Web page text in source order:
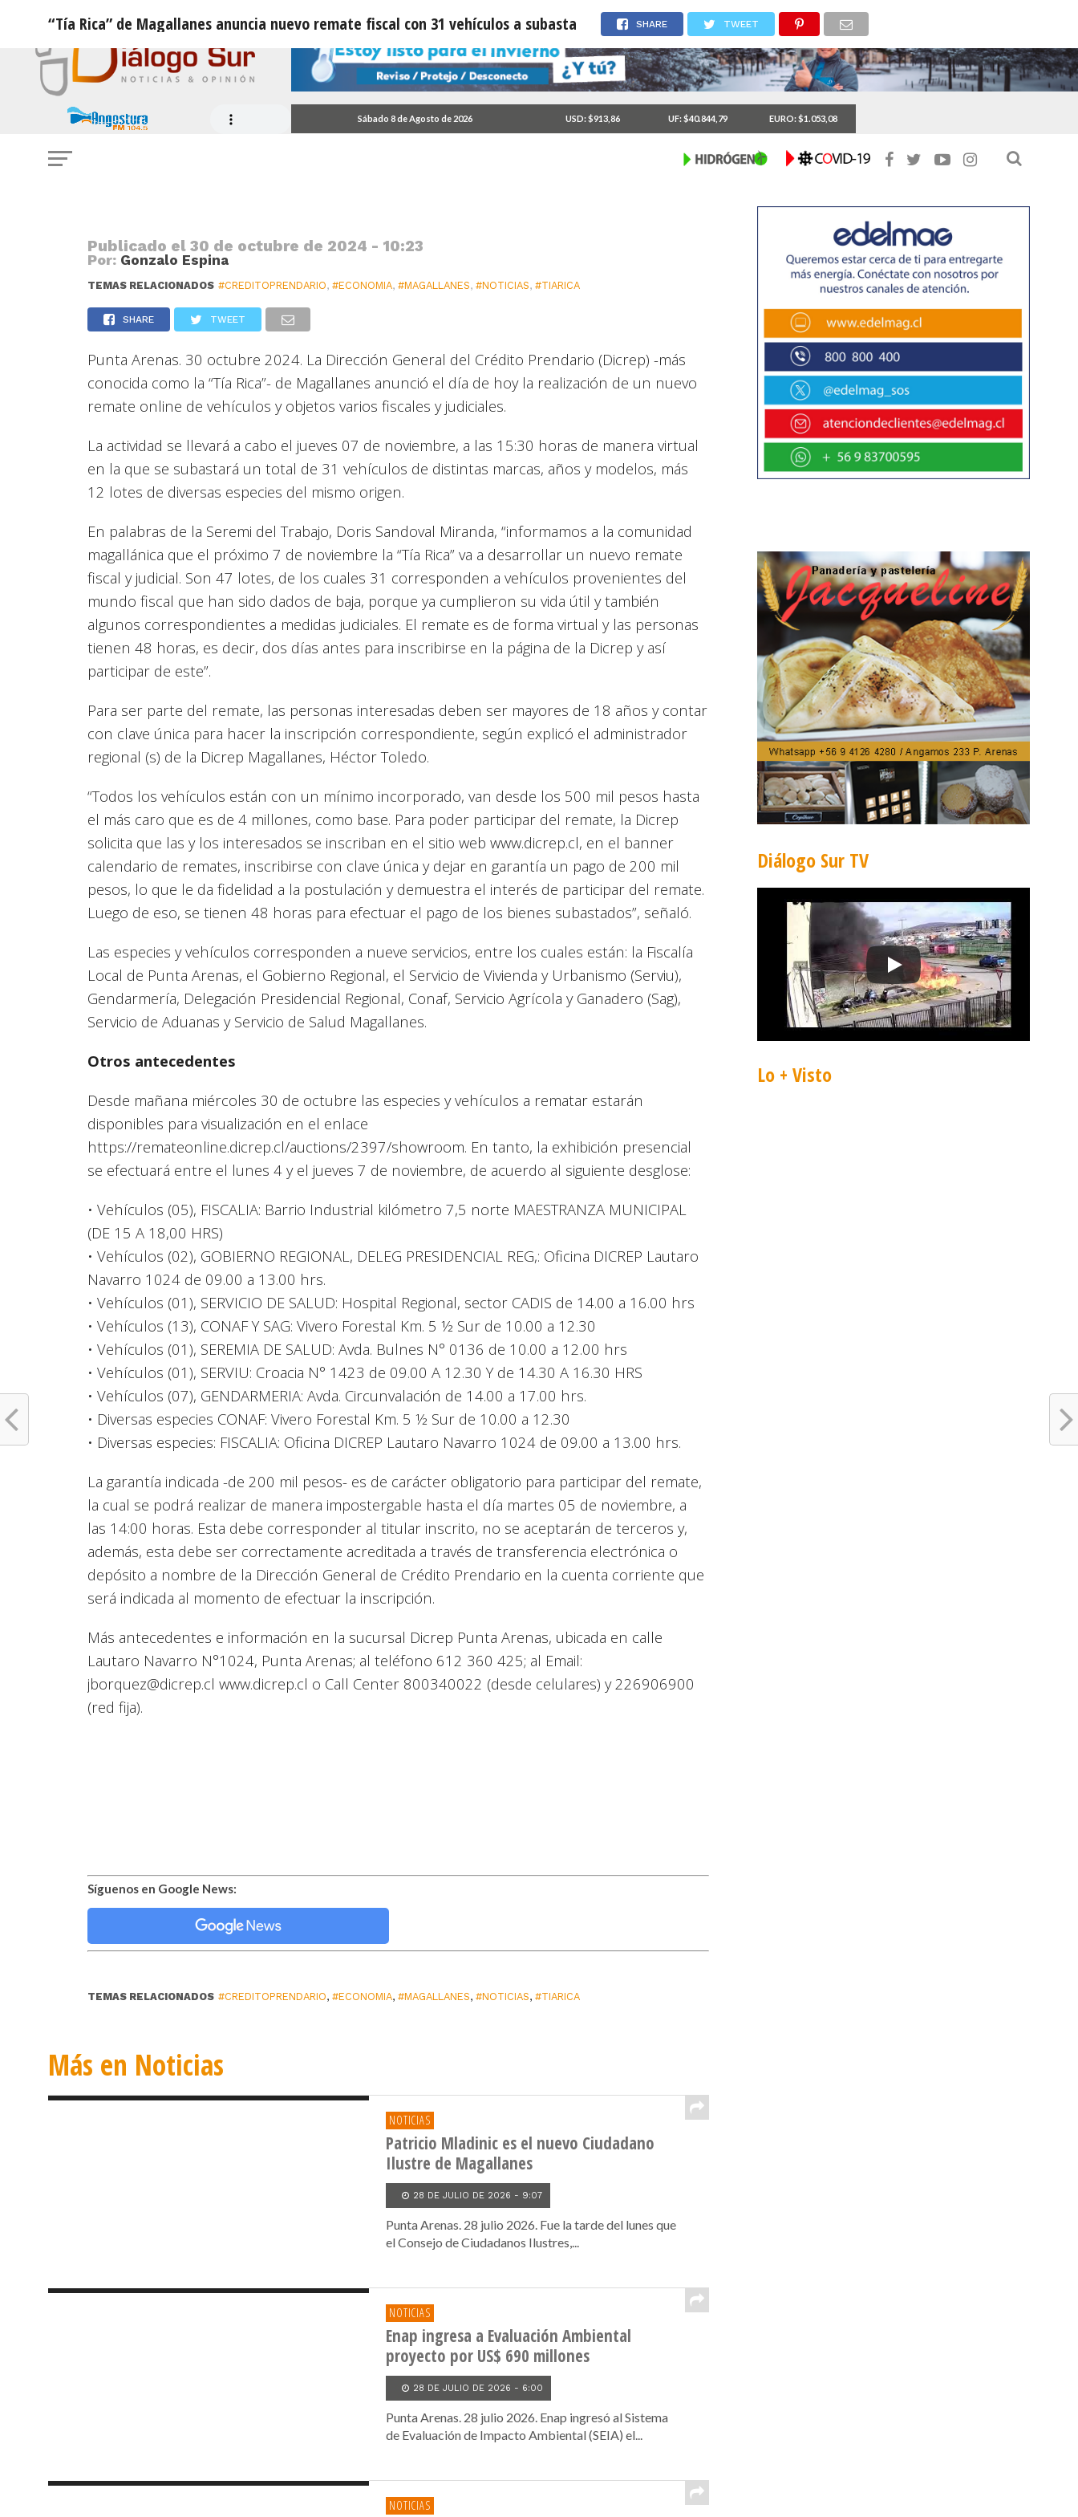
Sábado 8 de Agosto de 2026 USD: $913,86 UF: $40.844,79 EURO: $1.053,08
“Tía Rica” de Magallanes anuncia nuevo remate fiscal con 31 vehículos a subasta SHARE TWEET
“Tía Rica” de Magallanes anuncia nuevo remate fiscal con
Publicado el30 de octubre de 2024 - 10:23
Por: Gonzalo Espina
TEMAS RELACIONADOS #CREDITOPRENDARIO,#ECONOMIA,#MAGALLANES,#NOTICIAS,#TIARICA
SHARE TWEET
Punta Arenas. 30 octubre 2024. La Dirección General del Crédito Prendario (Dicrep) -más
conocida como la “Tía Rica”- de Magallanes anunció el día de hoy la realización de un nuevo
remate online de vehículos y objetos varios fiscales y judiciales.
La actividad se llevará a cabo el jueves 07 de noviembre, a las 15:30 horas de manera virtual
en la que se subastará un total de 31 vehículos de distintas marcas, años y modelos, más
12 lotes de diversas especies del mismo origen.
En palabras de la Seremi del Trabajo, Doris Sandoval Miranda, “informamos a la comunidad
magallánica que el próximo 7 de noviembre la “Tía Rica” va a desarrollar un nuevo remate
fiscal y judicial. Son 47 lotes, de los cuales 31 corresponden a vehículos provenientes del
mundo fiscal que han sido dados de baja, porque ya cumplieron su vida útil y también
algunos correspondientes a medidas judiciales. El remate es de forma virtual y las personas
tienen 48 horas, es decir, dos días antes para inscribirse en la página de la Dicrep y así
participar de este”.
Para ser parte del remate, las personas interesadas deben ser mayores de 18 años y contar
con clave única para hacer la inscripción correspondiente, según explicó el administrador
regional (s) de la Dicrep Magallanes, Héctor Toledo.
“Todos los vehículos están con un mínimo incorporado, van desde los 500 mil pesos hasta
el más caro que es de 4 millones, como base. Para poder participar del remate, la Dicrep
solicita que las y los interesados se inscriban en el sitio web www.dicrep.cl, en el banner
calendario de remates, inscribirse con clave única y dejar en garantía un pago de 200 mil
pesos, lo que le da fidelidad a la postulación y demuestra el interés de participar del remate.
Luego de eso, se tienen 48 horas para efectuar el pago de los bienes subastados”, señaló.
Las especies y vehículos corresponden a nueve servicios, entre los cuales están: la Fiscalía
Local de Punta Arenas, el Gobierno Regional, el Servicio de Vivienda y Urbanismo (Serviu),
Gendarmería, Delegación Presidencial Regional, Conaf, Servicio Agrícola y Ganadero (Sag),
Servicio de Aduanas y Servicio de Salud Magallanes.
Otros antecedentes
Desde mañana miércoles 30 de octubre las especies y vehículos a rematar estarán
disponibles para visualización en el enlace
https://remateonline.dicrep.cl/auctions/2397/showroom. En tanto, la exhibición presencial
se efectuará entre el lunes 4 y el jueves 7 de noviembre, de acuerdo al siguiente desglose:
• Vehículos (05), FISCALIA: Barrio Industrial kilómetro 7,5 norte MAESTRANZA MUNICIPAL
(DE 15 A 18,00 HRS)
• Vehículos (02), GOBIERNO REGIONAL, DELEG PRESIDENCIAL REG,: Oficina DICREP Lautaro
Navarro 1024 de 09.00 a 13.00 hrs.
• Vehículos (01), SERVICIO DE SALUD: Hospital Regional, sector CADIS de 14.00 a 16.00 hrs
• Vehículos (13), CONAF Y SAG: Vivero Forestal Km. 5 ½ Sur de 10.00 a 12.30
• Vehículos (01), SEREMIA DE SALUD: Avda. Bulnes N° 0136 de 10.00 a 12.00 hrs
• Vehículos (01), SERVIU: Croacia N° 1423 de 09.00 A 12.30 Y de 14.30 A 16.30 HRS
• Vehículos (07), GENDARMERIA: Avda. Circunvalación de 14.00 a 17.00 hrs.
• Diversas especies CONAF: Vivero Forestal Km. 5 ½ Sur de 10.00 a 12.30
• Diversas especies: FISCALIA: Oficina DICREP Lautaro Navarro 1024 de 09.00 a 13.00 hrs.
La garantía indicada -de 200 mil pesos- es de carácter obligatorio para participar del remate,
la cual se podrá realizar de manera impostergable hasta el día martes 05 de noviembre, a
las 14:00 horas. Esta debe corresponder al titular inscrito, no se aceptarán de terceros y,
además, esta debe ser correctamente acreditada a través de transferencia electrónica o
depósito a nombre de la Dirección General de Crédito Prendario en la cuenta corriente que
será indicada al momento de efectuar la inscripción.
Más antecedentes e información en la sucursal Dicrep Punta Arenas, ubicada en calle
Lautaro Navarro N°1024, Punta Arenas; al teléfono 612 360 425; al Email:
jborquez@dicrep.cl www.dicrep.cl o Call Center 800340022 (desde celulares) y 226906900
(red fija).
Síguenos en Google News:
TEMAS RELACIONADOS #CREDITOPRENDARIO,#ECONOMIA,#MAGALLANES,#NOTICIAS,#TIARICA
Más en Noticias
NOTICIAS
Patricio Mladinic es el nuevo Ciudadano
Ilustre de Magallanes
28 DE JULIO DE 2026 - 9:07
Punta Arenas. 28 julio 2026. Fue la tarde del lunes que
el Consejo de Ciudadanos Ilustres,...
NOTICIAS
Enap ingresa a Evaluación Ambiental
proyecto por US$ 690 millones
28 DE JULIO DE 2026 - 6:00
Punta Arenas. 28 julio 2026. Enap ingresó al Sistema
de Evaluación de Impacto Ambiental (SEIA) el...
NOTICIAS
Diálogo Sur TV
Lo + Visto